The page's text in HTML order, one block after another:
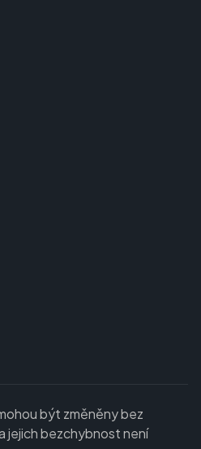
být změněny bez
jejich bezchybnost není